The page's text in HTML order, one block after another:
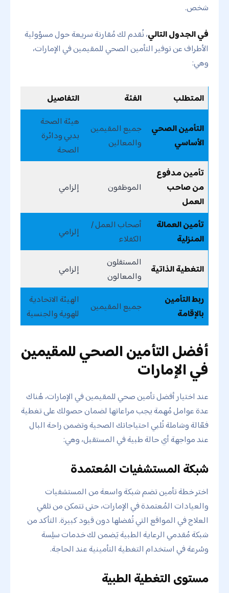
شخص.
في الجدول التالي، نُقدم لك مُقارنة سريعة حول مسؤولية
الأطراف عن توفير التأمين الصحي للمقيمين في الإمارات،
وهي:
المتطلب الفئة التفاصيل
التأمين الصحي
الأساسي
جميع المقيمين
والمعالين
هيئة الصحة
بدبي ودائرة
الصحة
تأمين مدفوع
من صاحب
العمل
الموظفون إلزامي
تأمين العمالة
المنزلية
أصحاب العمل /
الكفلاء
إلزامي
التغطية الذاتية
المستقلون
والمعالون
إلزامي
ربط التأمين
بالإقامة
جميع المقيمين
الهيئة الاتحادية
للهوية والجنسية
أفضل التأمين الصحي للمقيمين
في الإمارات
عند اختيار أفضل تأمين صحي للمقيمين في الإمارات، هُناك
عدة عوامل مُهمة يجب مراعاتها لضمان حصولك على تغطية
فعّالة وشاملة تُلبي احتياجاتك الصحية وتضمن راحة البال
عند مواجهة أي حالة طبية في المستقبل، وهي:
شبكة المستشفيات المُعتمدة
اختر خطة تأمين تضم شبكة واسعة من المستشفيات
والعيادات المُعتمدة في الإمارات، حتى تتمكن من تلقي
العلاج في المواقع التي تُفضلها دون قيود كبيرة. التأكد من
شبكة مُقدمي الرعاية الطبية يَضمن لك خدمات سلِسة
وسُرعة في استخدام التغطية التأمينية عند الحاجة.
مستوى التغطية الطبية